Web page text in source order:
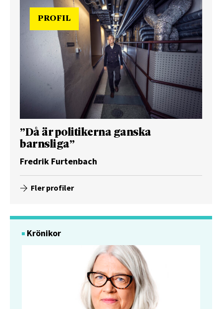
PROFIL
”Då är politikerna ganska
barnsliga”
Fredrik Furtenbach
Fler profiler
Krönikor